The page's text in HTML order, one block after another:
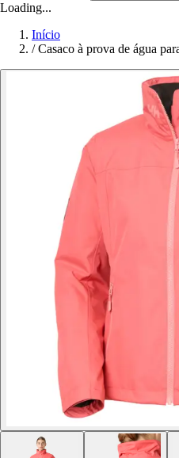
Loading...
Início
/ Casaco à prova de água